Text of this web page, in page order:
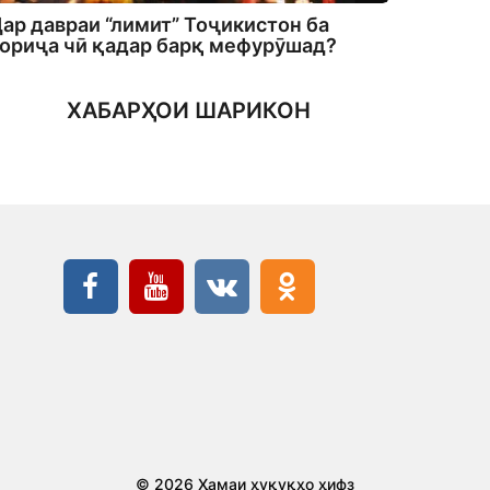
давраи “лимит” Тоҷикистон ба
чӣ қадар барқ мефурӯшад?
ХАБАРҲОИ ШАРИКОН
© 2026 Ҳамаи ҳуқуқҳо ҳифз